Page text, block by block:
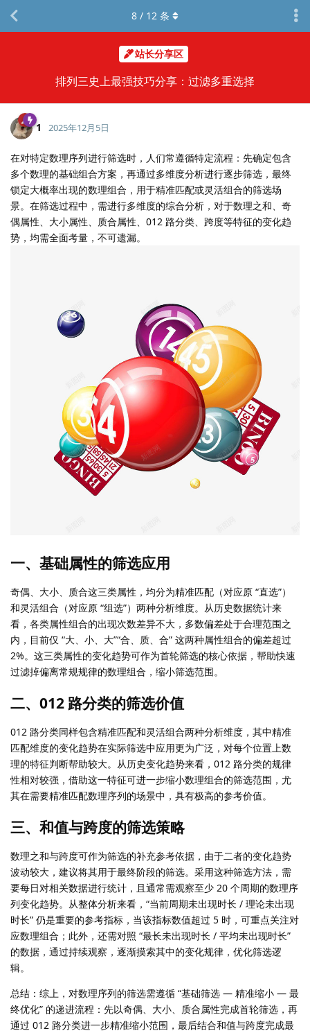
站长分享区
排列三史上最强技巧分享：过滤多重选择
8 / 12 条
1 2025年12月5日
在对特定数理序列进行筛选时，人们常遵循特定流程：先确定包含
多个数理的基础组合方案，再通过多维度分析进行逐步筛选，最终
锁定大概率出现的数理组合，用于精准匹配或灵活组合的筛选场
景。在筛选过程中，需进行多维度的综合分析，对于数理之和、奇
偶属性、大小属性、质合属性、012 路分类、跨度等特征的变化趋
势，均需全面考量，不可遗漏。​
一、基础属性的筛选应用​
奇偶、大小、质合这三类属性，均分为精准匹配（对应原 “直选”）
和灵活组合（对应原 “组选”）两种分析维度。从历史数据统计来
看，各类属性组合的出现次数差异不大，多数偏差处于合理范围之
内，目前仅 “大、小、大”“合、质、合” 这两种属性组合的偏差超过
2%。这三类属性的变化趋势可作为首轮筛选的核心依据，帮助快速
过滤掉偏离常规规律的数理组合，缩小筛选范围。​
二、012 路分类的筛选价值​
012 路分类同样包含精准匹配和灵活组合两种分析维度，其中精准
匹配维度的变化趋势在实际筛选中应用更为广泛，对每个位置上数
理的特征判断帮助较大。从历史变化趋势来看，012 路分类的规律
性相对较强，借助这一特征可进一步缩小数理组合的筛选范围，尤
其在需要精准匹配数理序列的场景中，具有极高的参考价值。​
三、和值与跨度的筛选策略​
数理之和与跨度可作为筛选的补充参考依据，由于二者的变化趋势
波动较大，建议将其用于最终阶段的筛选。采用这种筛选方法，需
要每日对相关数据进行统计，且通常需观察至少 20 个周期的数理序
列变化趋势。从整体分析来看，“当前周期未出现时长 / 理论未出现
时长” 仍是重要的参考指标，当该指标数值超过 5 时，可重点关注对
应数理组合；此外，还需对照 “最长未出现时长 / 平均未出现时长”
的数据，通过持续观察，逐渐摸索其中的变化规律，优化筛选逻
辑。​
总结​：综上，对数理序列的筛选需遵循 “基础筛选 — 精准缩小 — 最
终优化” 的递进流程：先以奇偶、大小、质合属性完成首轮筛选，再
通过 012 路分类进一步精准缩小范围，最后结合和值与跨度完成最